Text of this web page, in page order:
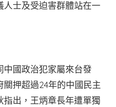
士及受迫害群體站在一
國政治犯家屬來台發
押超過24年的中國民主
出，王炳章長年遭單獨